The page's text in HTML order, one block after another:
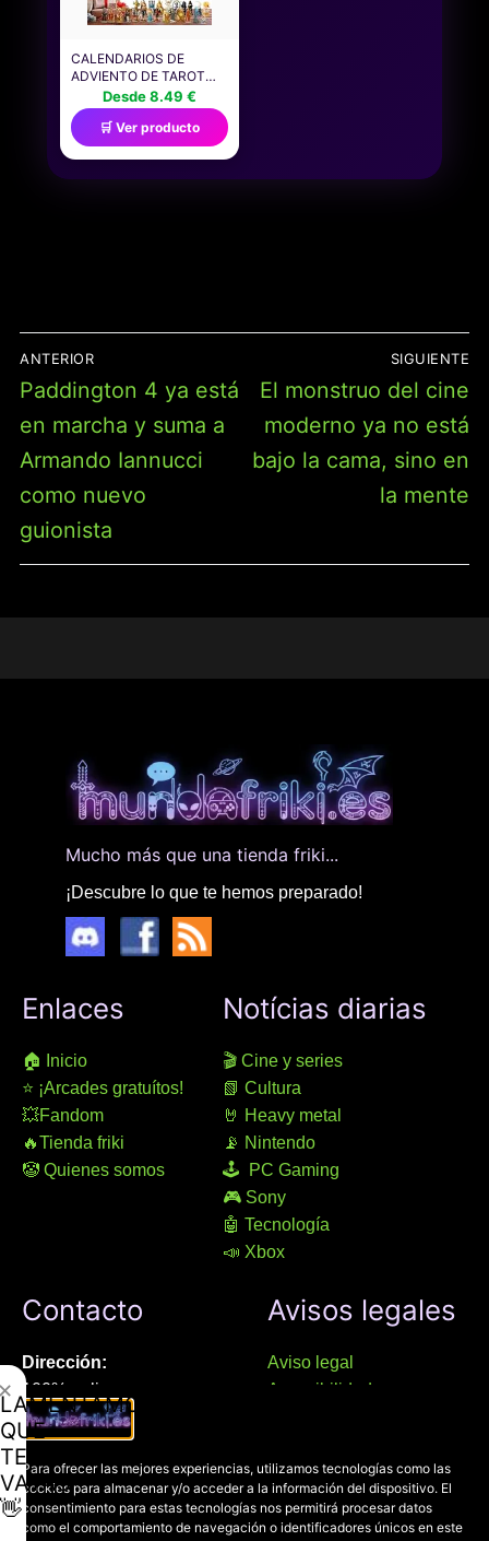
Para ofrecer las mejores experiencias, utilizamos tecnologías como las
cookies para almacenar y/o acceder a la información del dispositivo. El
consentimiento para estas tecnologías nos permitirá procesar datos
como el comportamiento de navegación o identificadores únicos en este
CALENDARIOS DE
ADVIENTO DE TAROT
2025, CALENDARIO DE
CUENTA REGRESIVA DE
PERSONAJES DE TAROT,
24 PIEZAS, CON SERIE
DE PERSONAJES
PLANOS 2D ACRÍLICOS,
Desde 8.49 €
🛒 Ver producto
NAVEGACIÓN
DE
ENTRADAS
ANTERIOR
Entrada
anterior:
Paddington 4 ya está
en marcha y suma a
Armando Iannucci
como nuevo
guionista
SIGUIENTE
Entrada
siguiente:
El monstruo del cine
moderno ya no está
bajo la cama, sino en
la mente
Mucho más que una tienda friki...
¡Descubre lo que te hemos preparado!
Enlaces
🏠 Inicio
⭐ ¡Arcades gratuítos!
💥Fandom
🔥Tienda friki
🤡 Quienes somos
Notícias diarias
🎬 Cine y series
📗 Cultura
🤘 Heavy metal
📡 Nintendo
🕹 PC Gaming
🎮 Sony
🤖 Tecnología
📣 Xbox
Contacto
Dirección:
100% online
Manresa (08241), Barcelona
Chat Whatsapp (solo texto):
+34 689 800 662
Avisos legales
Aviso legal
Accesibilidad
Política de privacidad
LAMENTAMOS
QUE
TE
VAYAS
👋